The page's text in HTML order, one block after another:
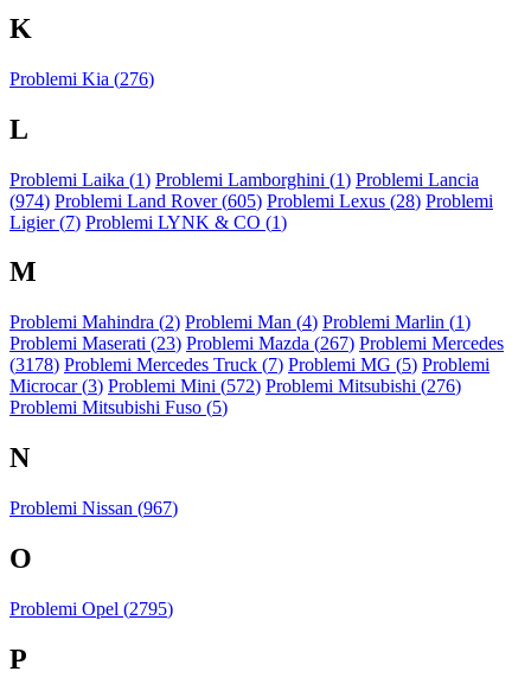
K
Problemi Kia (276)
L
Problemi Laika (1) Problemi Lamborghini (1) Problemi Lancia
(974) Problemi Land Rover (605) Problemi Lexus (28) Problemi
Ligier (7) Problemi LYNK & CO (1)
M
Problemi Mahindra (2) Problemi Man (4) Problemi Marlin (1)
Problemi Maserati (23) Problemi Mazda (267) Problemi Mercedes
(3178) Problemi Mercedes Truck (7) Problemi MG (5) Problemi
Microcar (3) Problemi Mini (572) Problemi Mitsubishi (276)
Problemi Mitsubishi Fuso (5)
N
Problemi Nissan (967)
O
Problemi Opel (2795)
P